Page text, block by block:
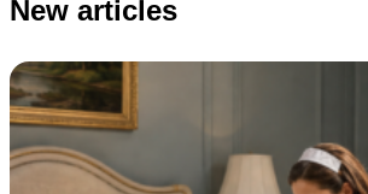
New articles